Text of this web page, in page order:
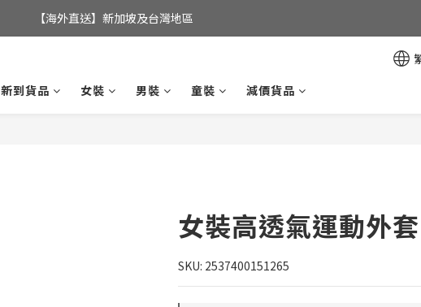
全店滿$350，即可享港澳地區免運費;
【海外直送】新加坡及台灣地區
新到貨品 女裝 男裝 童裝 減價貨品
女裝高透氣運動外套
SKU: 2537400151265